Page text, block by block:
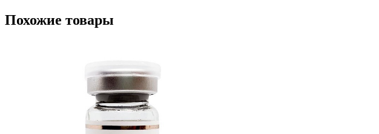
Похожие товары